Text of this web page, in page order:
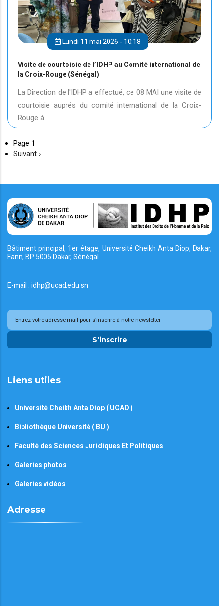
Lundi 11 mai 2026 - 10:18
Visite de courtoisie de l’IDHP au Comité international de
la Croix-Rouge (Sénégal)
La Direction de l'IDHP a effectué, ce 08 MAI une visite de
courtoisie auprés du comité international de la Croix-
Rouge à
Page 1
Page
Suivant ›
Bâtiment principal, 1er étage, Université CheikhAnta Diop, Dakar,
Fann, BP 5005 Dakar, Sénégal
E-mail : idhp@ucad.edu.sn
S'inscrire
Liens utiles
Université Cheikh Anta Diop ( UCAD )
Bibliothèque Université ( BU )
Faculté des Sciences Juridiques Et Politiques
Galeries photos
Galeries vidéos
Adresse